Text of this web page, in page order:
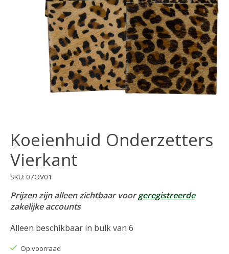
Koeienhuid Onderzetters
Vierkant
SKU: 07OV01
Prijzen zijn alleen zichtbaar voorgeregistreerde
zakelijke accounts
Alleen beschikbaar in bulk van 6
Op voorraad